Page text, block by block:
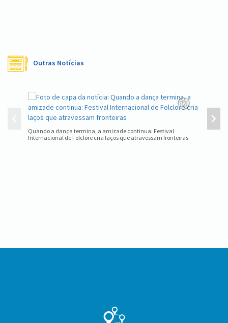
Outras Notícias
Quando a dança termina, a amizade continua: Festival
Internacional de Folclore cria laços que atravessam fronteiras
Nova